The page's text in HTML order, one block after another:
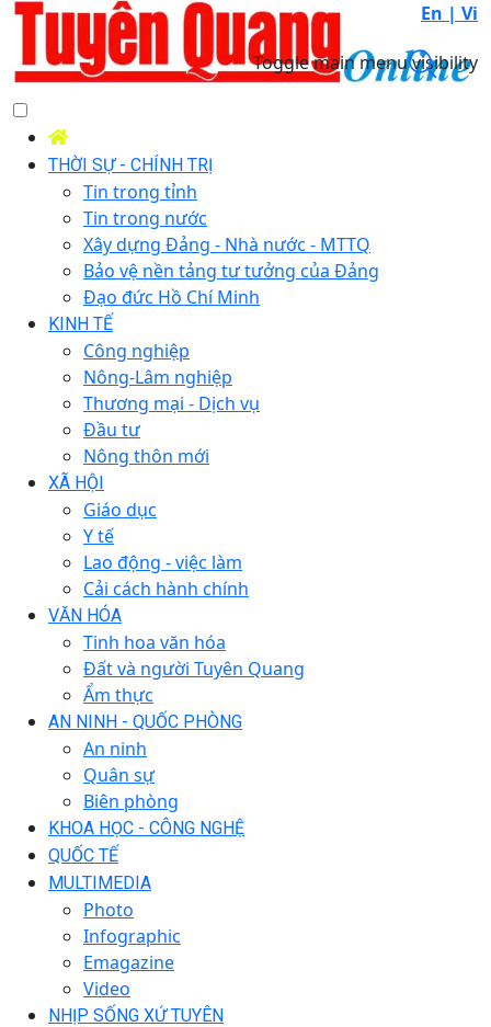
En | Vi
Toggle main menu visibility
THỜI SỰ - CHÍNH TRỊ
Tin trong tỉnh
Tin trong nước
Xây dựng Đảng - Nhà nước - MTTQ
Bảo vệ nền tảng tư tưởng của Đảng
Đạo đức Hồ Chí Minh
KINH TẾ
Công nghiệp
Nông-Lâm nghiệp
Thương mại - Dịch vụ
Đầu tư
Nông thôn mới
XÃ HỘI
Giáo dục
Y tế
Lao động - việc làm
Cải cách hành chính
VĂN HÓA
Tinh hoa văn hóa
Đất và người Tuyên Quang
Ẩm thực
AN NINH - QUỐC PHÒNG
An ninh
Quân sự
Biên phòng
KHOA HỌC - CÔNG NGHỆ
QUỐC TẾ
MULTIMEDIA
Photo
Infographic
Emagazine
Video
NHỊP SỐNG XỨ TUYÊN